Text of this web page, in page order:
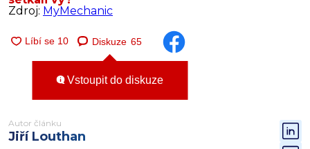
Zdroj: MyMechanic
Diskuze 65
Vstoupit do diskuze
Autor článku
Jiří Louthan